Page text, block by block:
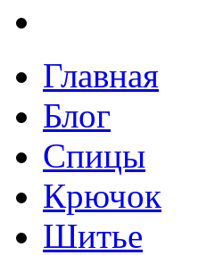
Главная
Блог
Спицы
Крючок
Шитье